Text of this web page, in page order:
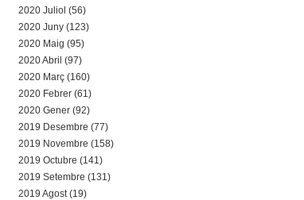
2020 Juliol (56)
2020 Juny (123)
2020 Maig (95)
2020 Abril (97)
2020 Març (160)
2020 Febrer (61)
2020 Gener (92)
2019 Desembre (77)
2019 Novembre (158)
2019 Octubre (141)
2019 Setembre (131)
2019 Agost (19)